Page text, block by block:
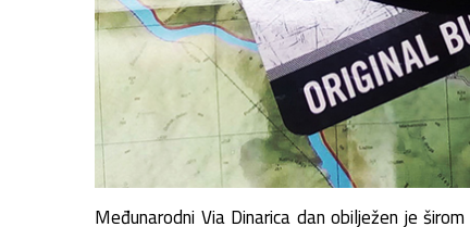
Međunarodni Via Dinarica dan obilježen je